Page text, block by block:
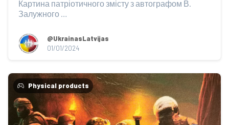
Картина патріотичного змісту з автографом В.
Залужного
@UkrainasLatvijas
01/01/2024
Physical products